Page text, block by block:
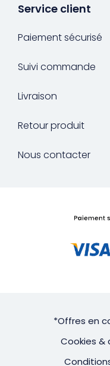
Service client
Paiement sécurisé
Suivi commande
Livraison
Retour produit
Nous contacter
*Offres en
Cookies &